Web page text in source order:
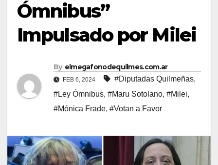
Ómnibus”
Impulsado por Milei
By elmegafonodequilmes.com.ar
FEB 6, 2024 #Diputadas Quilmeñas,
#Ley Ómnibus, #Maru Sotolano, #Milei,
#Mónica Frade, #Votan a Favor